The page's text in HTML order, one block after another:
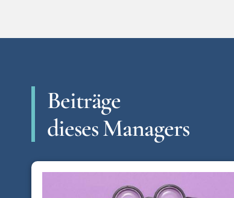
Beiträge
dieses Managers